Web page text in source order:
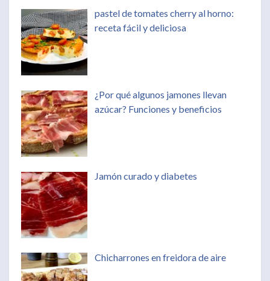
pastel de tomates cherry al horno:
receta fácil y deliciosa
¿Por qué algunos jamones llevan
azúcar? Funciones y beneficios
Jamón curado y diabetes
Chicharrones en freidora de aire